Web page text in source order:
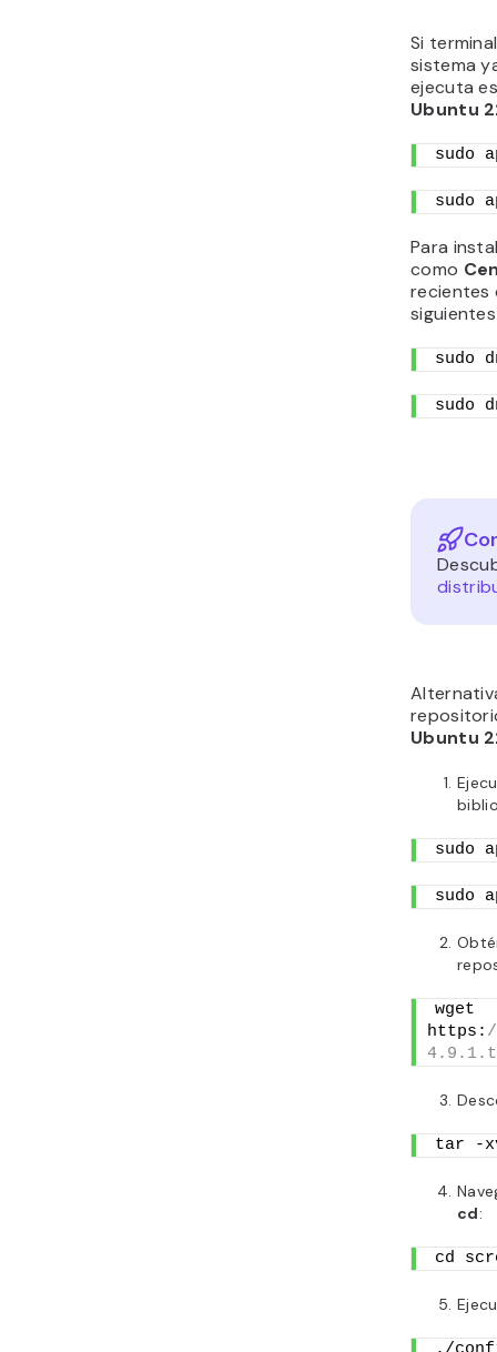
Si
sistema
ejecuta
Ubuntu
sudo
sudo
Para
como
sudo
sudo
Ubuntu
sudo
sudo
wget
https:
tar -
cd:
cd